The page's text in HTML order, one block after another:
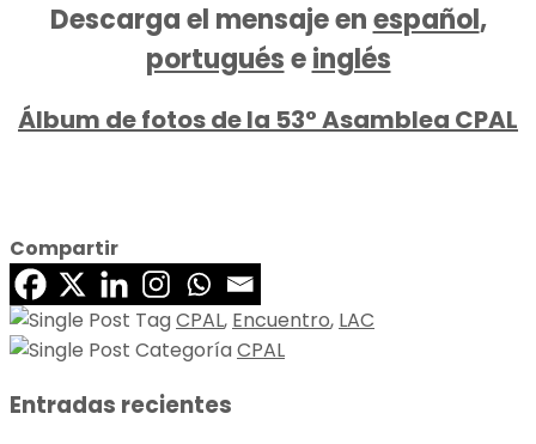
Descarga el mensaje enespañol,
portuguéseinglés
Álbum de fotos de la 53° Asamblea CPAL
Compartir
CPAL, Encuentro, LAC
CPAL
Entradas recientes